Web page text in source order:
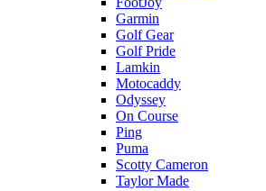
Garmin
Golf Gear
Golf Pride
Lamkin
Motocaddy
Odyssey
On Course
Ping
Puma
Scotty Cameron
Taylor Made